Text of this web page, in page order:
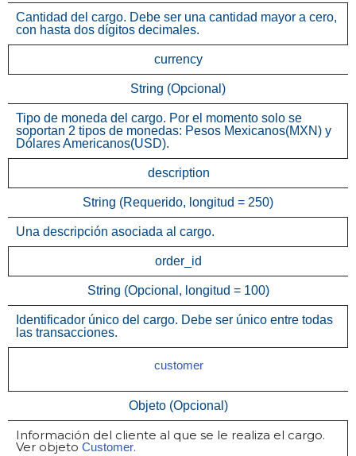
Cantidad del cargo. Debe ser una cantidad mayor a cero,
con hasta dos dígitos decimales.
currency
String (Opcional)
Tipo de moneda del cargo. Por el momento solo se
soportan 2 tipos de monedas: Pesos Mexicanos(MXN) y
Dólares Americanos(USD).
description
String (Requerido, longitud = 250)
Una descripción asociada al cargo.
order_id
String (Opcional, longitud = 100)
Identificador único del cargo. Debe ser único entre todas
las transacciones.
customer
Objeto (Opcional)
Información del cliente al que se le realiza el cargo.
Ver objeto Customer.